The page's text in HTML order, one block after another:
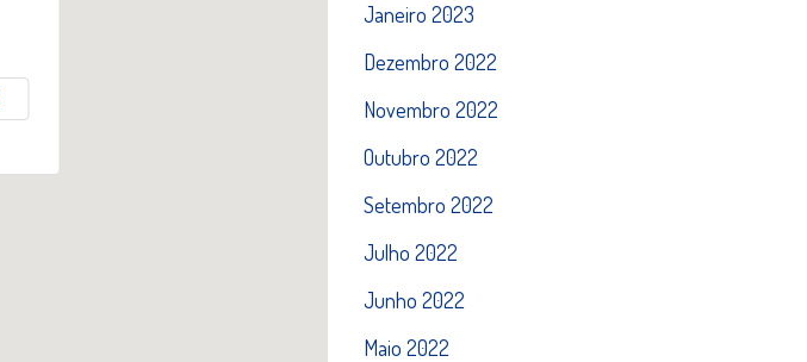
Janeiro 2023
Dezembro 2022
Novembro 2022
Outubro 2022
Setembro 2022
Julho 2022
Junho 2022
Maio 2022